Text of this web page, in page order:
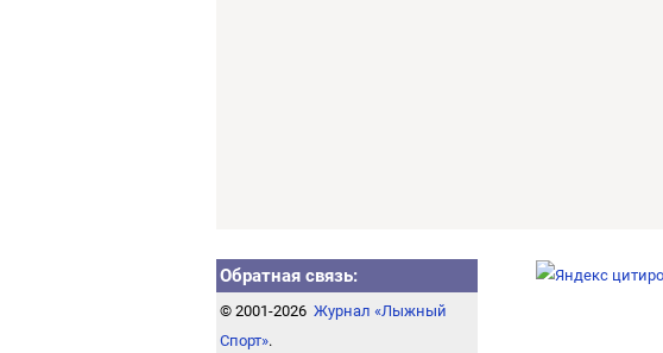
Обратная связь:
© 2001-2026 Журнал «Лыжный
Спорт».